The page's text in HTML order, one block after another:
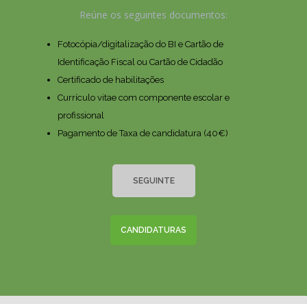
Reúne os seguintes documentos:
Fotocópia/digitalização do BI e Cartão de
Identificação Fiscal ou Cartão de Cidadão
Certificado de habilitações
Currículo vitae com componente escolar e
profissional
Pagamento de Taxa de candidatura (40€)
SEGUINTE
CANDIDATURAS